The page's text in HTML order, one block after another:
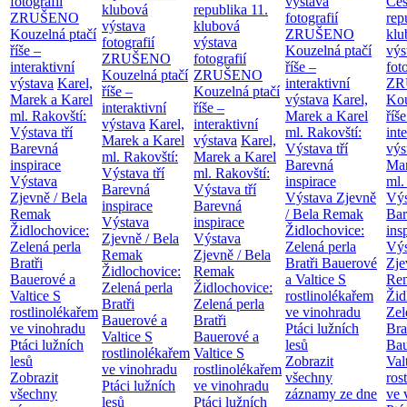
ZRUŠENO
Kouzelná ptačí
říše –
interaktivní
výstava Karel,
Marek a Karel
ml. Rakovští:
Výstava tří
Barevná
inspirace
Výstava
Zjevně / Bela
Remak
Židlochovice:
Zelená perla
Bratři
Bauerové a
Valtice S
rostlinolékařem
ve vinohradu
Ptáci lužních
lesů
Zobrazit
všechny
klubová
výstava
fotografií
ZRUŠENO
Kouzelná ptačí
říše –
interaktivní
výstava Karel,
Marek a Karel
ml. Rakovští:
Výstava tří
Barevná
inspirace
Výstava
Zjevně / Bela
Remak
Židlochovice:
Zelená perla
Bratři
Bauerové a
Valtice S
rostlinolékařem
ve vinohradu
Ptáci lužních
lesů
republika 11.
klubová
výstava
fotografií
ZRUŠENO
Kouzelná ptačí
říše –
interaktivní
výstava Karel,
Marek a Karel
ml. Rakovští:
Výstava tří
Barevná
inspirace
Výstava
Zjevně / Bela
Remak
Židlochovice:
Zelená perla
Bratři
Bauerové a
Valtice S
rostlinolékařem
ve vinohradu
Ptáci lužních
fotografií
ZRUŠENO
Kouzelná ptačí
říše –
interaktivní
výstava Karel,
Marek a Karel
ml. Rakovští:
Výstava tří
Barevná
inspirace
Výstava Zjevně
/ Bela Remak
Židlochovice:
Zelená perla
Bratři Bauerové
a Valtice S
rostlinolékařem
ve vinohradu
Ptáci lužních
lesů
Zobrazit
všechny
záznamy ze dne
ml.
ve